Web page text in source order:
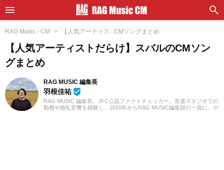
RAG Music - CM 【人気アーティス...CMソングまとめ
【人気アーティストだらけ】スバルのCMソン
グまとめ
RAG MUSIC 編集長
羽根佳祐 beenhere
RAG MUSIC 編集長。JFC公認ファクトチェッカー。音楽スタジオでの
勤務や婚礼音響を経験し、2016年からRAG MUSIC編集部の一員に。小